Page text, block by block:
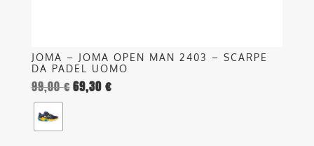
JOMA – JOMA OPEN MAN 2403 – SCARPE
DA PADEL UOMO
99,00€69,30 €